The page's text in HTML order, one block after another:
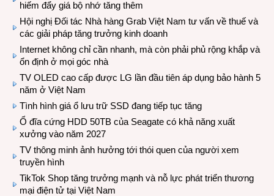
hiếm đẩy giá bộ nhớ tăng thêm
Hội nghị Đối tác Nhà hàng Grab Việt Nam tư vấn về thuế và
các giải pháp tăng trưởng kinh doanh
Internet không chỉ cần nhanh, mà còn phải phủ rộng khắp và
ổn định ở mọi góc nhà
TV OLED cao cấp được LG lần đầu tiên áp dụng bảo hành 5
năm ở Việt Nam
Tình hình giá ổ lưu trữ SSD đang tiếp tục tăng
Ổ đĩa cứng HDD 50TB của Seagate có khả năng xuất
xưởng vào năm 2027
TV thông minh ảnh hưởng tới thói quen của người xem
truyền hình
TikTok Shop tăng trưởng mạnh và nỗ lực phát triển thương
mại điện tử tại Việt Nam